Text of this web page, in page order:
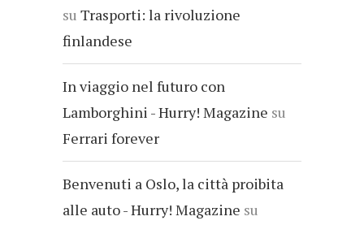
su Trasporti: la rivoluzione
finlandese
In viaggio nel futuro con
Lamborghini - Hurry! Magazine su
Ferrari forever
Benvenuti a Oslo, la città proibita
alle auto - Hurry! Magazine su